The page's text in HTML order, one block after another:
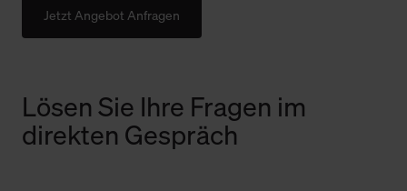
Jetzt Angebot Anfragen
Lösen Sie Ihre Fragen im
direkten Gespräch